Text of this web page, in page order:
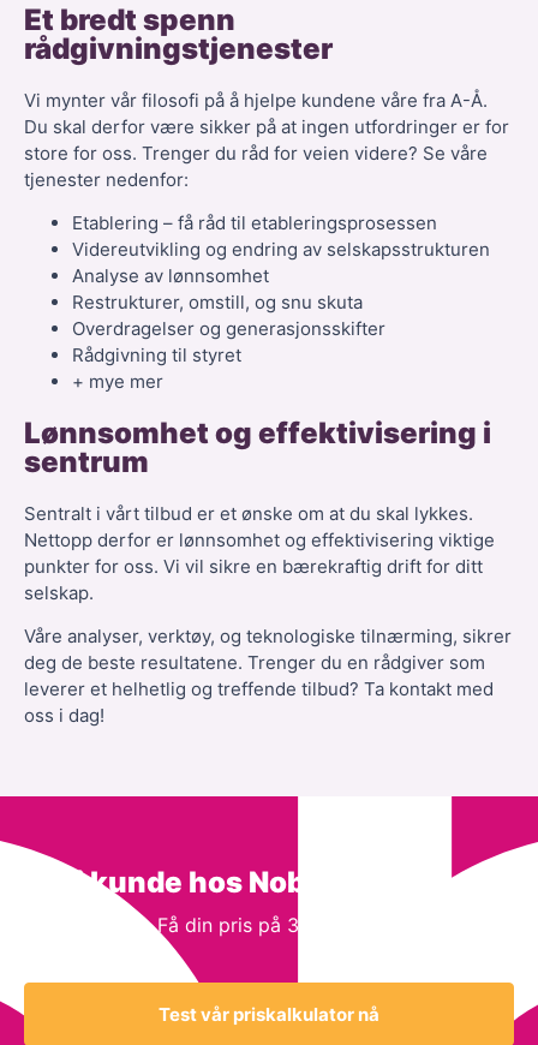
Et bredt spenn
rådgivningstjenester
Vi mynter vår filosofi på å hjelpe kundene våre fra A-Å.
Du skal derfor være sikker på at ingen utfordringer er for
store for oss. Trenger du råd for veien videre? Se våre
tjenester nedenfor:
Etablering – få råd til etableringsprosessen
Videreutvikling og endring av selskapsstrukturen
Analyse av lønnsomhet
Restrukturer, omstill, og snu skuta
Overdragelser og generasjonsskifter
Rådgivning til styret
+ mye mer
Lønnsomhet og effektivisering i
sentrum
Sentralt i vårt tilbud er et ønske om at du skal lykkes.
Nettopp derfor er lønnsomhet og effektivisering viktige
punkter for oss. Vi vil sikre en bærekraftig drift for ditt
selskap.
Våre analyser, verktøy, og teknologiske tilnærming, sikrer
deg de beste resultatene. Trenger du en rådgiver som
leverer et helhetlig og treffende tilbud? Ta kontakt med
oss i dag!
Bli kunde hos Noba Consulting
Få din pris på 3 minutter
Test vår priskalkulator nå